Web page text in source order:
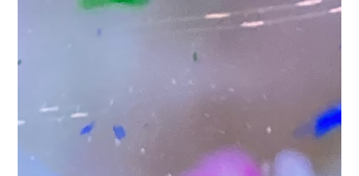
仰られていたためいちごの贈呈🎁皆さんでハッピーバー
スデーを歌いました🎤
涙ぐまれるK様を見てスタッフも
最後はみんなで乾杯🍻
す！K様♡♡
そしていつの日もその笑顔が
見れますように、、、♡♡
ハッピーバースデー！！！！
㎰ 記念に手形をとりました👍
後日、可愛くしてプレゼ
ントさせていただきます✨✨✨